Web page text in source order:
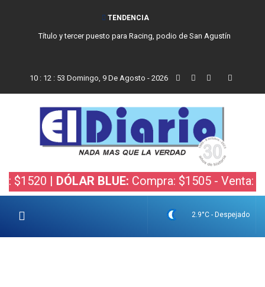
TENDENCIA
Título y tercer puesto para Racing, podio de San Agustín
10 : 12 : 53 Domingo, 9 De Agosto - 2026
|DÓLAR BLUE:Compra: $1505 - Venta:
2.9°C - Despejado